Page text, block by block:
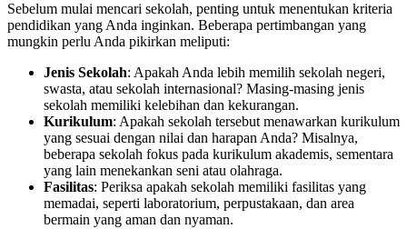
Sebelum mulai mencari sekolah, penting untuk menentukan kriteria
pendidikan yang Anda inginkan. Beberapa pertimbangan yang
mungkin perlu Anda pikirkan meliputi:
Jenis Sekolah: Apakah Anda lebih memilih sekolah negeri,
swasta, atau sekolah internasional? Masing-masing jenis
sekolah memiliki kelebihan dan kekurangan.
Kuriku­lum: Apakah sekolah tersebut menawarkan kurikulum
yang sesuai dengan nilai dan harapan Anda? Misalnya,
beberapa sekolah fokus pada kurikulum akademis, sementara
yang lain menekankan seni atau olahraga.
Fasilitas: Periksa apakah sekolah memiliki fasilitas yang
memadai, seperti laboratorium, perpustakaan, dan area
bermain yang aman dan nyaman.